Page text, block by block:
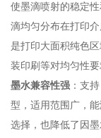
使墨滴喷射的稳定
滴均匀分布在打印
是打印大面积纯色
装印刷等对均匀性
墨水兼容性强 ：支
型，适用范围广，
选择，也降低了因